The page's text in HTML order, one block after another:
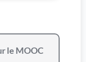
le MOOC